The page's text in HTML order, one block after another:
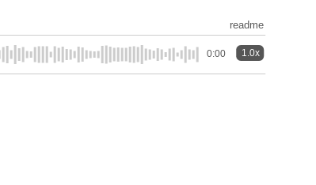
readme
0:00 1.0x